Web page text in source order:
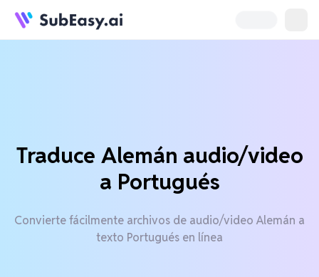
Traduce Alemán audio/video
a Portugués
Convierte fácilmente archivos de audio/video Alemán a
texto Portugués en línea